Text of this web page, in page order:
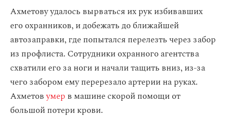
Ахметову удалось вырваться их рук избивавших
его охранников, и добежать до ближайшей
автозаправки, где попытался перелезть через забор
из профлиста. Сотрудники охранного агентства
схватили его за ноги и начали тащить вниз, из-за
чего забором ему перерезало артерии на руках.
Ахметовумер в машине скорой помощи от
большой потери крови.